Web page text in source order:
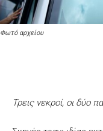
Φωτό αρχείου
Τρεις νεκροί, οι δύο